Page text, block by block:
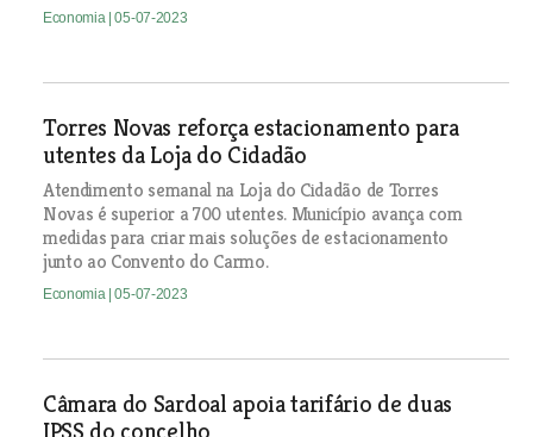
Economia | 05-07-2023
Torres Novas reforça estacionamento para
utentes da Loja do Cidadão
Atendimento semanal na Loja do Cidadão de Torres
Novas é superior a 700 utentes. Município avança com
medidas para criar mais soluções de estacionamento
junto ao Convento do Carmo.
Economia | 05-07-2023
Câmara do Sardoal apoia tarifário de duas